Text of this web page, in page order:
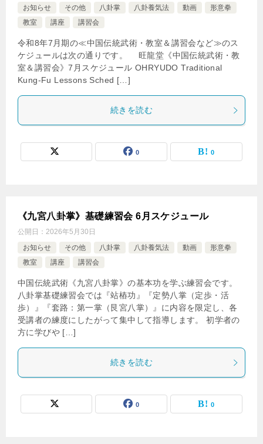
お知らせ
その他 八卦掌 八卦養気法 動画
形意拳
教室
講座 講習会
令和8年7月期の≪中国伝統武術・教室＆講習会など≫のス
ケジュールは次の通りです。 旺龍堂《中国伝統武術・教
室＆講習会》7月スケジュール OHRYUDO Traditional
Kung-Fu Lessons Sched […]
続きを読む
0 0
《九宮八卦掌》基礎練習会 6月スケジュール
公開日： 2026年5月30日
お知らせ
その他 八卦掌 八卦養気法 動画
形意拳
教室
講座 講習会
中国伝統武術《九宮八卦掌》の基本功を学ぶ練習会です。
八卦掌基礎練習会では『站樁功』『定勢八掌（定歩・活
歩）』『套路：第一掌（艮宮八掌）』に内容を限定し、各
受講者の練度にしたがって集中して指導します。 初学者の
方に学びや […]
続きを読む
0 0